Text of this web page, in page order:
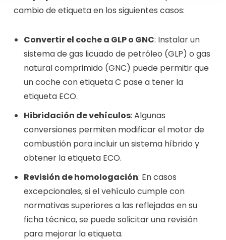
cambio de etiqueta en los siguientes casos:
Convertir el coche a GLP o GNC: Instalar un
sistema de gas licuado de petróleo (GLP) o gas
natural comprimido (GNC) puede permitir que
un coche con etiqueta C pase a tener la
etiqueta ECO.
Hibridación de vehículos: Algunas
conversiones permiten modificar el motor de
combustión para incluir un sistema híbrido y
obtener la etiqueta ECO.
Revisión de homologación: En casos
excepcionales, si el vehículo cumple con
normativas superiores a las reflejadas en su
ficha técnica, se puede solicitar una revisión
para mejorar la etiqueta.